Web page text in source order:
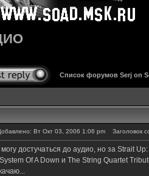
Список форумов Serj on
Вт Окт 03, 2006 1:06 pm Заголовок
достучаться до аудио, но за Strait
Of A Down и The String Quartet